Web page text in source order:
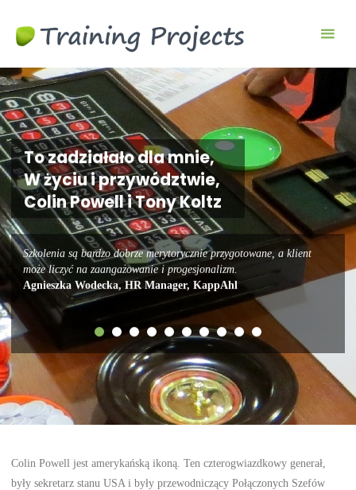
biznesowe i
To zadziałało dla mnie,
W życiu i przywództwie,
Colin Powell i Tony Koltz
Szkolenia są bardzo dobrze merytorycznie przygotowane, a klient
może liczyć na zaangażowanie i progesjonalizm.
Agnieszka Wodecka, HR Manager, KappAhl
Colin Powell jest amerykańską ikoną. Ten czterogwiazdkowy generał,
były sekretarz stanu USA i były przewodniczący Połączonych Szefów